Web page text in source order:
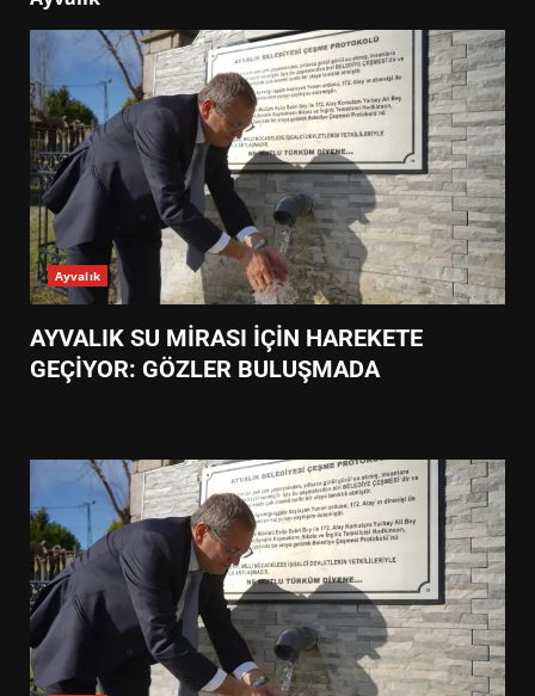
Ayvalık
AYVALIK SU MİRASI İÇİN HAREKETE
GEÇİYOR: GÖZLER BULUŞMADA